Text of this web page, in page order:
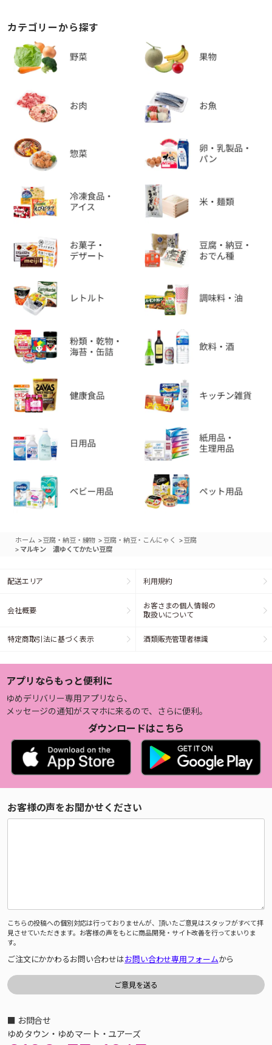
カテゴリーから探す
ホーム >豆腐・納豆・練物 > 豆腐・納豆・こんにゃく >豆腐
> マルキン 濃ゆくてかたい豆腐
配送エリア 利用規約
会社概要
お客さまの個人情報の
取扱いについて
特定商取引法に基づく表示 酒類販売管理者標識
アプリならもっと便利に
ゆめデリバリー専用アプリなら、
メッセージの通知がスマホに来るので、さらに便利。
ダウンロードはこちら
お客様の声をお聞かせください
こちらの投稿への個別対応は行っておりませんが、頂いたご意見はスタッフがすべて拝
見させていただきます。お客様の声をもとに商品開発・サイト改善を行ってまいりま
す。
ご注文にかかわるお問い合わせはお問い合わせ専用フォームから
■ お問合せ
ゆめタウン・ゆめマート・ユアーズ